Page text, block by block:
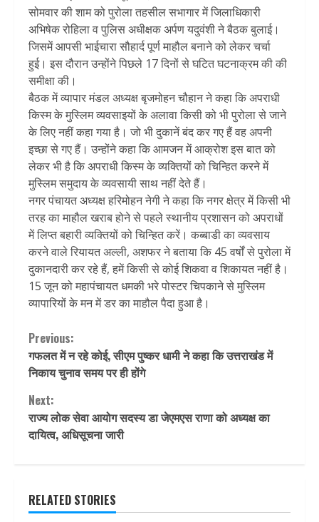
सोमवार की शाम को पुरोला तहसील सभागार में जिलाधिकारी
अभिषेक रोहिला व पुलिस अधीक्षक अर्पण यदुवंशी ने बैठक बुलाई।
जिसमें आपसी भाईचारा सौहार्द पूर्ण माहौल बनाने को लेकर चर्चा
हुई। इस दौरान उन्होंने पिछले 17 दिनों से घटित घटनाक्रम की की
समीक्षा की।
बैठक में व्यापार मंडल अध्यक्ष बृजमोहन चौहान ने कहा कि अपराधी
किस्म के मुस्लिम व्यवसाइयों के अलावा किसी को भी पुरोला से जाने
के लिए नहीं कहा गया है। जो भी दुकानें बंद कर गए हैं वह अपनी
इच्छा से गए हैं। उन्होंने कहा कि आमजन में आक्रोश इस बात को
लेकर भी है कि अपराधी किस्म के व्यक्तियों को चिन्हित करने में
मुस्लिम समुदाय के व्यवसायी साथ नहीं देते हैं।
नगर पंचायत अध्यक्ष हरिमोहन नेगी ने कहा कि नगर क्षेत्र में किसी भी
तरह का माहौल खराब होने से पहले स्थानीय प्रशासन को अपराधों
में लिप्त बहारी व्यक्तियों को चिन्हित करें। कब्बाडी का व्यवसाय
करने वाले रियायत अल्ली, अशफर ने बताया कि 45 वर्षों से पुरोला में
दुकानदारी कर रहे हैं, हमें किसी से कोई शिकवा व शिकायत नहीं है।
15 जून को महापंचायत धमकी भरे पोस्टर चिपकाने से मुस्लिम
व्यापारियों के मन में डर का माहौल पैदा हुआ है।
Continue
Reading
Previous:
गफलत में न रहे कोई, सीएम पुष्कर धामी ने कहा कि उत्तराखंड में
निकाय चुनाव समय पर ही होंगे
Next:
राज्य लोक सेवा आयोग सदस्य डा जेएमएस राणा को अध्यक्ष का
दायित्व, अधिसूचना जारी
RELATED STORIES